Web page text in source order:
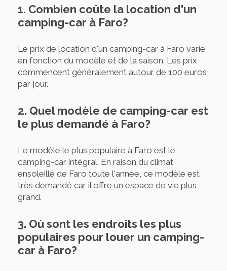
1. Combien coûte la location d'un
camping-car à Faro?
Le prix de location d'un camping-car à Faro varie
en fonction du modèle et de la saison. Les prix
commencent généralement autour de 100 euros
par jour.
2. Quel modèle de camping-car est
le plus demandé à Faro?
Le modèle le plus populaire à Faro est le
camping-car intégral. En raison du climat
ensoleillé de Faro toute l'année, ce modèle est
très demandé car il offre un espace de vie plus
grand.
3. Où sont les endroits les plus
populaires pour louer un camping-
car à Faro?